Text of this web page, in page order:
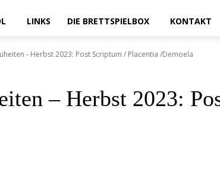
LINKS DIE BRETTSPIELBOX KONTAKT
- Herbst 2023: Post Scriptum / Placentia /Demoela
– Herbst 2023: